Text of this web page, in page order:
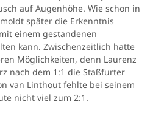
auf Augenhöhe. Wie schon in
später die Erkenntnis
einem gestandenen
kann. Zwischenzeitlich hatte
Möglichkeiten, denn Laurenz
nach dem 1:1 die Staßfurter
van Linthout fehlte bei seinem
nicht viel zum 2:1.